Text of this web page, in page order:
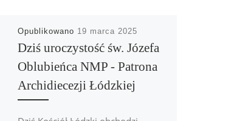
Opublikowano 19 marca 2025
Dziś uroczystość św. Józefa
Oblubieńca NMP - Patrona
Archidiecezji Łódzkiej